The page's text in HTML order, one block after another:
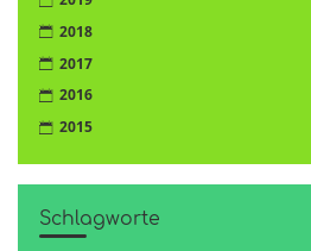
2018
2017
2016
2015
Schlagworte